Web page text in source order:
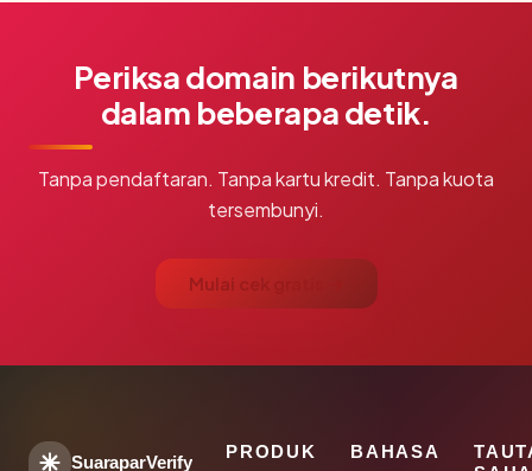
Periksa domain berikutnya
dalam beberapa detik.
Tanpa pendaftaran. Tanpa kartu kredit. Tanpa kuota
tersembunyi.
Mulai cek gratis →
SuaraparVerify
PRODUK BAHASA